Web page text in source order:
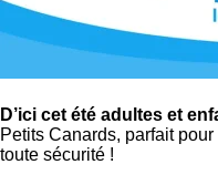
D’ici cet été adultes et
Petits Canards, parfait pour
toute sécurité !